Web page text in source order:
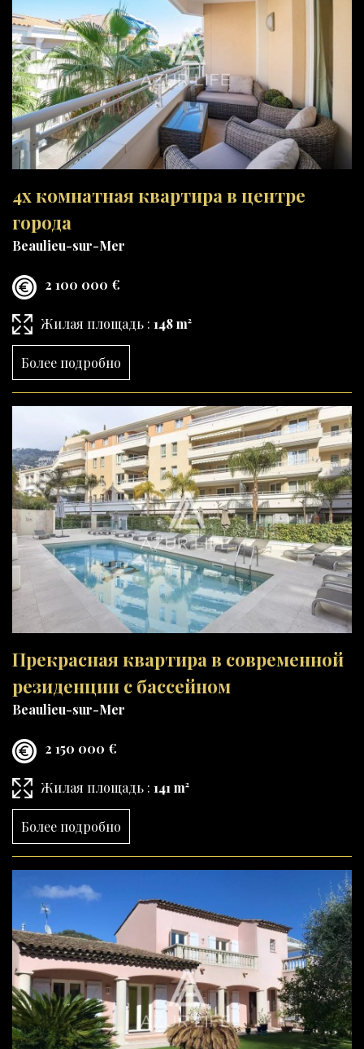
4х комнатная квартира в центре
города
Beaulieu-sur-Mer
2 100 000 €
Жилая площадь : 148 m²
Более подробно
Прекрасная квартира в современной
резиденции с бассейном
Beaulieu-sur-Mer
2 150 000 €
Жилая площадь : 141 m²
Более подробно